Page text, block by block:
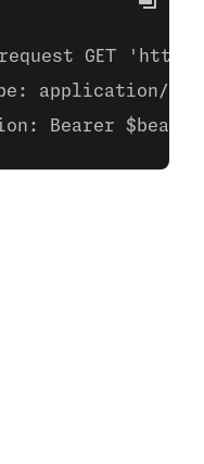
GET
application/
Bearer